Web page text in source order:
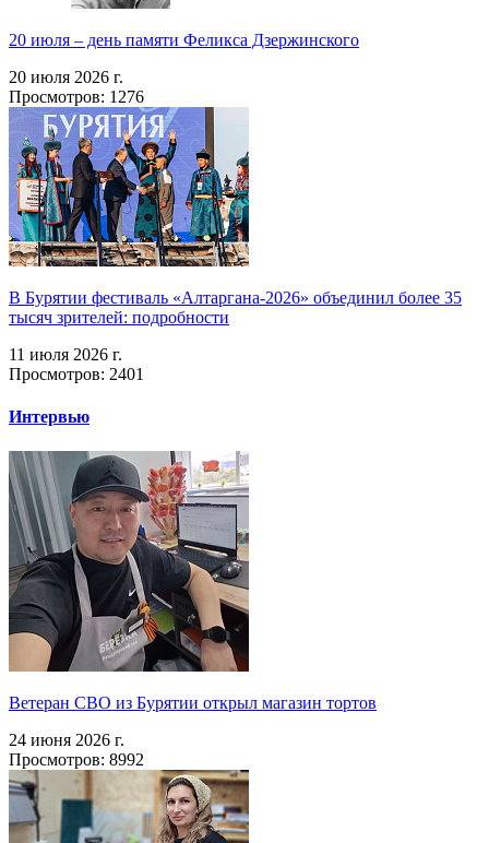
20 июля – день памяти Феликса Дзержинского
20 июля 2026 г.
Просмотров: 1276
В Бурятии фестиваль «Алтаргана-2026» объединил более 35
тысяч зрителей: подробности
11 июля 2026 г.
Просмотров: 2401
Интервью
Ветеран СВО из Бурятии открыл магазин тортов
24 июня 2026 г.
Просмотров: 8992